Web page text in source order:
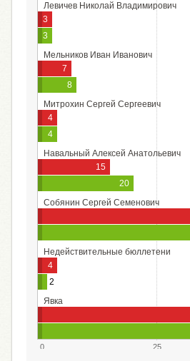
Левичев Николай Владимирович
3
3
Мельников Иван Иванович
7
8
Митрохин Сергей Сергеевич
4
4
Навальный Алексей Анатольевич
15
20
Собянин Сергей Семенович
Недействительные бюллетени
4
2
Явка
0 25